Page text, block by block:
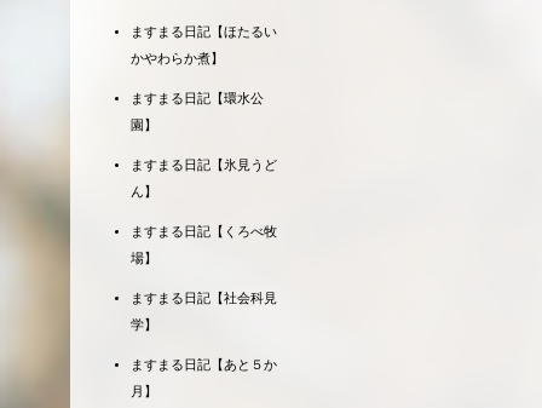
ますまる日記【ほたるい
かやわらか煮】
ますまる日記【環水公
園】
ますまる日記【氷見うど
ん】
ますまる日記【くろべ牧
場】
ますまる日記【社会科見
学】
ますまる日記【あと５か
月】